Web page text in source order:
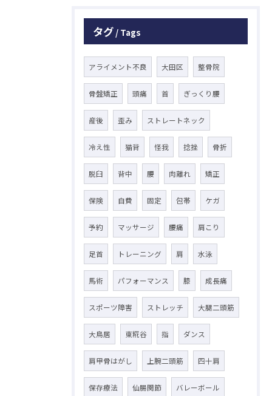
タグ Tags
アライメント不良 大田区 整骨院
骨盤矯正 頭痛 首 ぎっくり腰
産後 歪み ストレートネック
冷え性 猫背 怪我 捻挫 骨折
脱臼 背中 腰 肉離れ 矯正
保険 自費 固定 包帯 ケガ
予約 マッサージ 腰痛 肩こり
足首 トレーニング 肩 水泳
馬術 パフォーマンス 膝 成長痛
スポーツ障害 ストレッチ 大腿二頭筋
大鳥居 東糀谷 指 ダンス
肩甲骨はがし 上腕二頭筋 四十肩
保存療法 仙腸関節 バレーボール